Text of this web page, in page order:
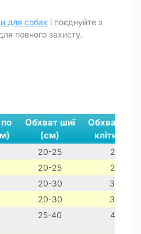
для собак і поєднуйте з
повного захисту.
Обхват шиї
(см)
Обхват
клітини
20-25
25-35
20-25
25-35
20-30
30-40
20-30
30-40
25-40 40-50